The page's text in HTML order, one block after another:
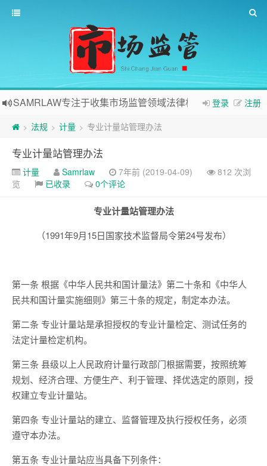
登录 注册
SAMRLAW专注于收集市场监管领域法律相关内容
> 法规 > 计量 > 专业计量站管理办法
专业计量站管理办法
计量 Samrlaw 7年前 (2019-04-09)
812 次浏
览
已收录 0个评论
专业计量站管理办法
（1991年9月15日国家技术监督局令第24号发布）
第一条 根据《中华人民共和国计量法》第二十条和《中华人
民共和国计量实施细则》第三十条的规定，制定本办法。
第二条 专业计量站是承担授权的专业计量检定、测试任务的
法定计量检定机构。
第三条 县级以上人民政府计量行政部门根据需要，按照统筹
规划、经济合理、方便生产、利于管理、择优选定的原则，授
权建立专业计量站。
第四条 专业计量站的建立、监督管理及执行授权任务，必须
遵守本办法。
第五条 专业计量站应当具备下列条件：